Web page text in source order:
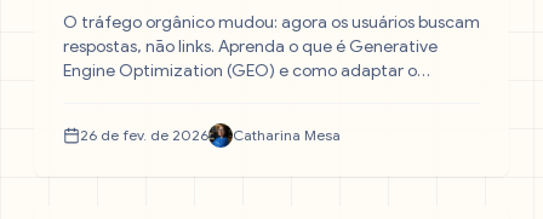
O tráfego orgânico mudou: agora os usuários buscam
respostas, não links. Aprenda o que é Generative
Engine Optimization (GEO) e como adaptar o
pelo ChatGPT, Gemini e Perplexity. Garanta sua
autoridade na era da Inteligência Artificial.
26 de fev. de 2026 Catharina Mesa